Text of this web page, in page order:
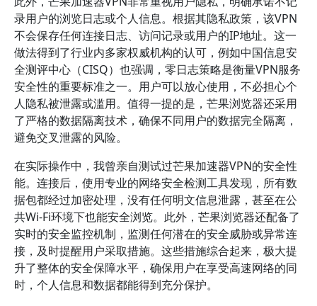
录用户的浏览日志或个人信息。根据其隐私政策，该VPN
不会保存任何连接日志、访问记录或用户的IP地址。这一
做法得到了行业内多家权威机构的认可，例如中国信息安
全测评中心（CISQ）也强调，零日志策略是衡量VPN服务
安全性的重要标准之一。用户可以放心使用，不必担心个
人隐私被泄露或滥用。值得一提的是，芒果浏览器还采用
了严格的数据隔离技术，确保不同用户的数据完全隔离，
避免交叉泄露的风险。
在实际操作中，我曾亲自测试过芒果加速器VPN的安全性
能。连接后，使用专业的网络安全检测工具发现，所有数
据包都经过加密处理，没有任何明文信息泄露，甚至在公
共Wi-Fi环境下也能安全浏览。此外，芒果浏览器还配备了
实时的安全监控机制，监测任何潜在的安全威胁或异常连
接，及时提醒用户采取措施。这些措施综合起来，极大提
升了整体的安全保障水平，确保用户在享受高速网络的同
时，个人信息和数据都能得到充分保护。